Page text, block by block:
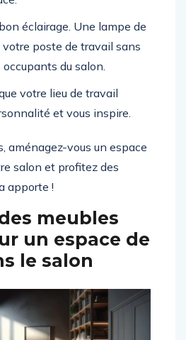
éclairage. Une lampe de
votre poste de travail sans
du salon.
votre lieu de travail
et vous inspire.
aménagez-vous un espace
salon et profitez des
apporte !
meubles
un espace de
le salon